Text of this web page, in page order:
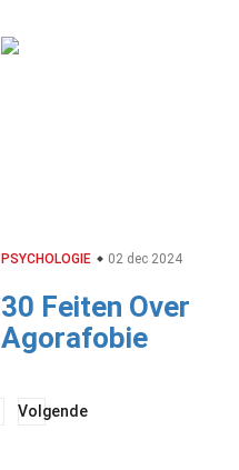
PSYCHOLOGIE 02 dec 2024
30 Feiten Over
Agorafobie
Volgende